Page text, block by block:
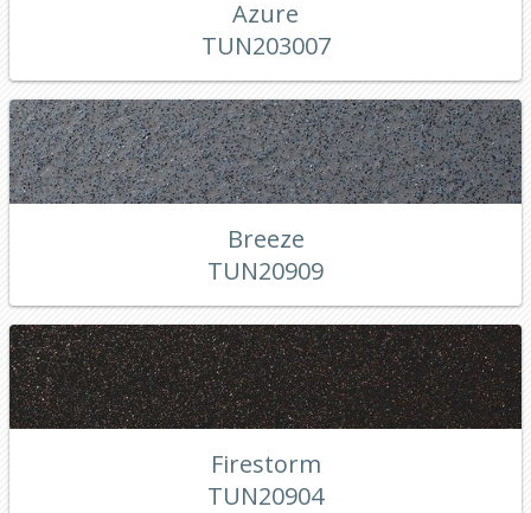
Azure
TUN203007
Breeze
TUN20909
Firestorm
TUN20904